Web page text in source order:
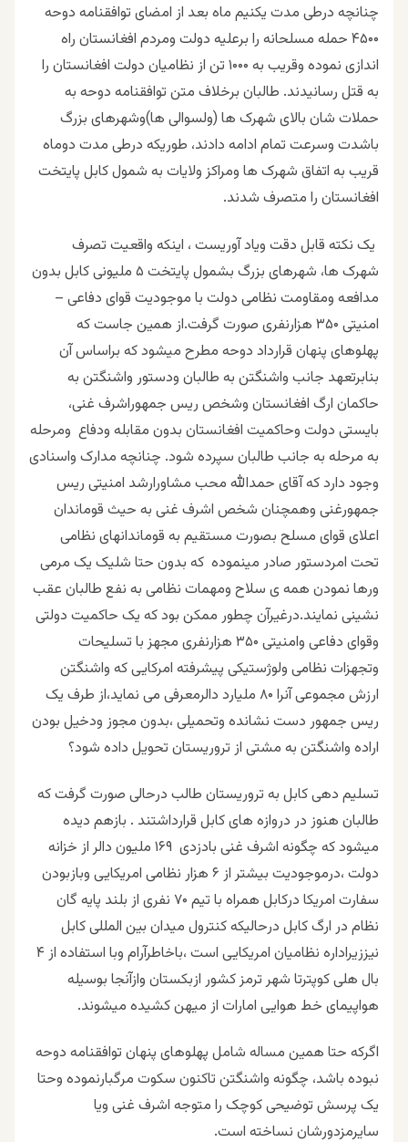
چنانچه درطی مدت یکنیم ماه بعد از امضای توافقنامه دوحه
۴۵۰۰ حمله مسلحانه را برعلیه دولت ومردم افغانستان راه
اندازی نموده وقریب به ۱۰۰۰ تن از نظامیان دولت افغانستان را
به قتل رسانیدند. طالبان برخلاف متن توافقنامه دوحه به
حملات شان بالای شهرک ها (ولسوالی ها)وشهرهای بزرگ
باشدت وسرعت تمام ادامه دادند، طوریکه درطی مدت دوماه
قریب به اتفاق شهرک ها ومراکز ولایات به شمول کابل پایتخت
افغانستان را متصرف شدند.
یک نکته قابل دقت ویاد آوریست ، اینکه واقعیت تصرف
شهرک ها، شهرهای بزرگ بشمول پایتخت ۵ ملیونی کابل بدون
مدافعه ومقاومت نظامی دولت با موجودیت قوای دفاعی –
امنیتی ۳۵۰ هزارنفری صورت گرفت.از همین جاست که
پهلوهای پنهان قرارداد دوحه مطرح میشود که براساس آن
بنابرتعهد جانب واشنگتن به طالبان ودستور واشنگتن به
حاکمان ارگ افغانستان وشخص ریس جمهوراشرف غنی،
بایستی دولت وحاکمیت افغانستان بدون مقابله ودفاع ومرحله
به مرحله به جانب طالبان سپرده شود. چنانچه مدارک واسنادی
وجود دارد که آقای حمدالله محب مشاورارشد امنیتی ریس
جمهورغنی وهمچنان شخص اشرف غنی به حیث قوماندان
اعلای قوای مسلح بصورت مستقیم به قوماندانهای نظامی
تحت امردستور صادر مینموده که بدون حتا شلیک یک مرمی
ورها نمودن همه ی سلاح ومهمات نظامی به نفع طالبان عقب
نشینی نمایند.درغیرآن چطور ممکن بود که یک حاکمیت دولتی
وقوای دفاعی وامنیتی ۳۵۰ هزارنفری مجهز با تسلیحات
وتجهزات نظامی ولوژستیکی پیشرفته امرکایی که واشنگتن
ارزش مجموعی آنرا ۸۰ ملیارد دالرمعرفی می نماید،از طرف یک
ریس جمهور دست نشانده وتحمیلی ،بدون مجوز ودخیل بودن
اراده واشنگتن به مشتی از تروریستان تحویل داده شود؟
تسلیم دهی کابل به تروریستان طالب درحالی صورت گرفت که
طالبان هنوز در دروازه های کابل قرارداشتند . بازهم دیده
میشود که چگونه اشرف غنی بادزدی ۱۶۹ ملیون دالر از خزانه
دولت ،درموجودیت بیشتر از ۶ هزار نظامی امریکایی وبازبودن
سفارت امریکا درکابل همراه با تیم ۷۰ نفری از بلند پایه گان
نظام در ارگ کابل درحالیکه کنترول میدان بین المللی کابل
بال هلی کوپترتا شهر ترمز کشور ازبکستان وازآنجا بوسیله
هواپیمای خط هوایی امارات از میهن کشیده میشوند.
اگرکه حتا همین مساله شامل پهلوهای پنهان توافقنامه دوحه
نبوده باشد، چگونه واشنگتن تاکنون سکوت مرگبارنموده وحتا
یک پرسش توضیحی کوچک را متوجه اشرف غنی ویا
سایرمزدورشان نساخته است.